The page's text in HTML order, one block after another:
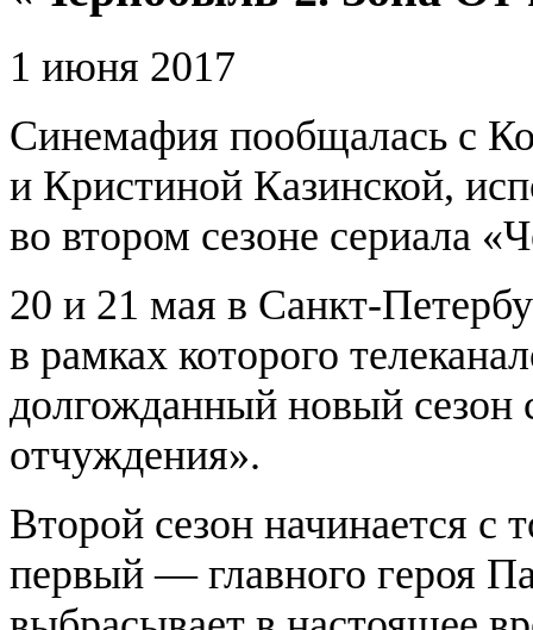
1 июня 2017
Синемафия пообщалась с
и Кристиной Казинской,
во втором сезоне сериала
20 и 21 мая в Санкт-
в рамках которого
долгожданный новый сезон
отчуждения».
Второй сезон начинается с
первый — главного героя